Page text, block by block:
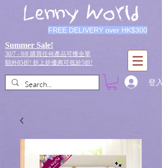
Lenny World
FREE DELIVERY over HK$300
Summer Sale!
30/7 - 9/8 購買任何產品可獲全單
額外85折! 折上折優惠可低於5折!
登入